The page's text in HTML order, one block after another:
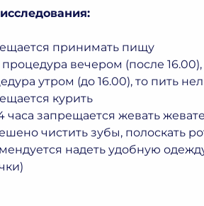
принимать пищу
вечером (после
утром (до 16.00), то пить
курить
часа запрещается жевать
чистить зубы, полоскать
надеть удобную